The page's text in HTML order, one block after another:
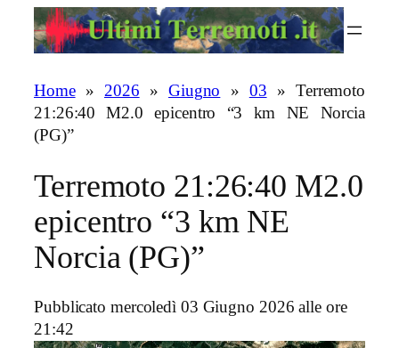
Home» 2026 » Giugno » 03 » Terremoto
21:26:40 M2.0 epicentro “3 km NE Norcia
(PG)”
Terremoto 21:26:40 M2.0
epicentro “3 km NE
Norcia (PG)”
Pubblicato mercoledì 03 Giugno 2026 alle ore
21:42